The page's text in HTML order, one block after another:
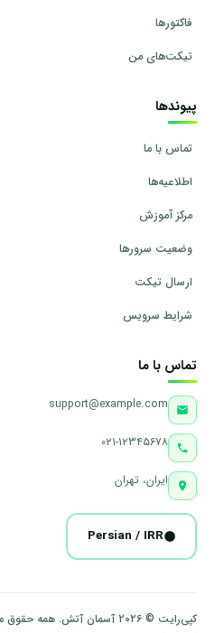
فاکتورها
تیکت‌های من
پیوندها
تماس با ما
اطلاعیه‌ها
مرکز آموزش
وضعیت سرورها
ارسال تیکت
شرایط سرویس
تماس با ما
support@example.com
۰۲۱-۱۲۳۴۵۶۷۸
ایران، تهران
Persian / IRR
کپی‌رایت © ۲۰۲۶ آسمان آتش. همه حقوق محفوظ است. | طراحی با